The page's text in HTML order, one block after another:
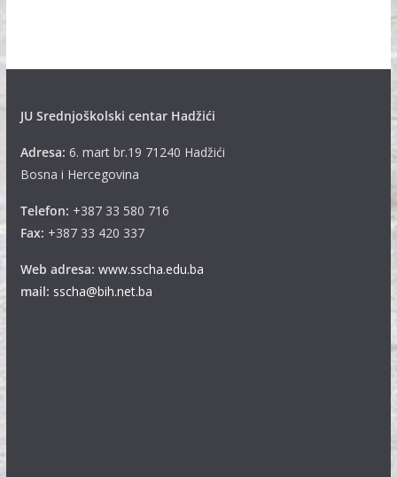
JU Srednjoškolski centar Hadžići
Adresa: 6. mart br.19 71240 Hadžići
Bosna i Hercegovina
Telefon: +387 33 580 716
Fax: +387 33 420 337
Web adresa: www.sscha.edu.ba
mail: sscha@bih.net.ba